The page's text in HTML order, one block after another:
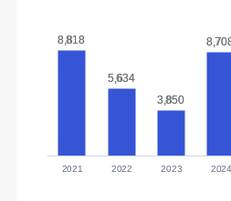
8,818
8,818
5,634
5,634
3,850
3,850
2021 2022 2023